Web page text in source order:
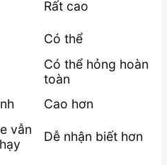
Rất cao
Có thể
Có thể hỏng hoàn
toàn
Cao hơn
vẫn
Dễ nhận biết hơn